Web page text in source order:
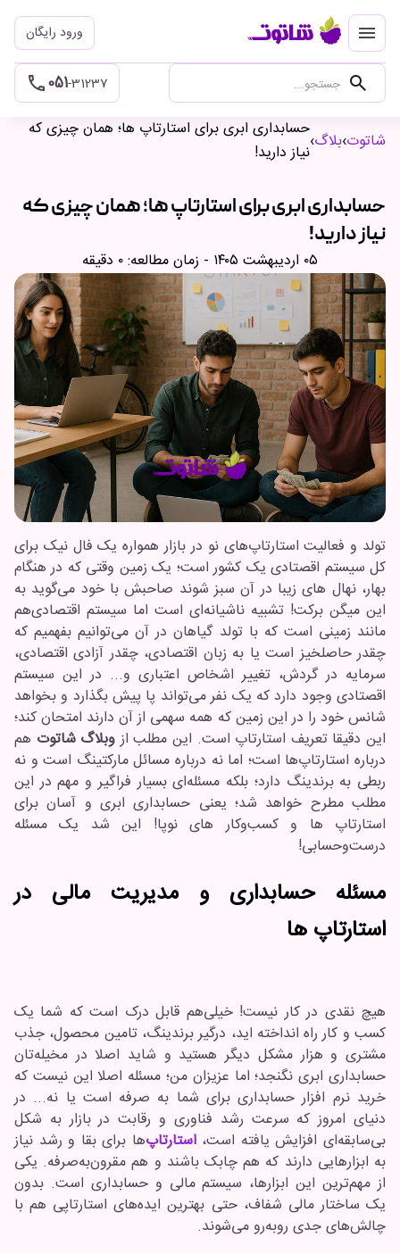
menu ورود رایگان
search
051-31237
شاتوت›بلاگ›حسابداری ابری برای استارتاپ ها؛ همان چیزی که
نیاز دارید!
حسابداری ابری برای استارتاپ ها؛ همان چیزی که
نیاز دارید!
۰۵ اردیبهشت ۱۴۰۵ - زمان مطالعه: ۰ دقیقه
تولد و فعالیت استارتاپ‌های نو در بازار همواره یک فال نیک برای
کل سیستم اقصتادی یک کشور است؛ یک زمین وقتی که در هنگام
بهار، نهال های زیبا در آن سبز شوند صاحبش با خود می‌گوید به
این میگن برکت! تشبیه ناشیانه‌ای است اما سیستم اقتصادی‌هم
مانند زمینی است که با تولد گیاهان در آن می‌توانیم بفهمیم که
چقدر حاصلخیز است یا به زبان اقتصادی، چقدر آزادی اقتصادی،
سرمایه در گردش، تغییر اشخاص اعتباری و... در این سیستم
اقصتادی وجود دارد که یک نفر می‌تواند پا پیش بگذارد و بخواهد
شانس خود را در این زمین که همه سهمی از آن دارند امتحان کند؛
این دقیقا تعریف استارتاپ است. این مطلب ازوبلاگ شاتوت هم
درباره استارتاپ‌ها است؛ اما نه درباره مسائل مارکتینگ است و نه
ربطی به برندینگ دارد؛ بلکه مسئله‌ای بسیار فراگیر و مهم در این
مطلب مطرح خواهد شد؛ یعنی حسابداری ابری و آسان برای
استارتاپ ها و کسب‌وکار های نوپا! این شد یک مسئله
درست‌و‌حسابی!
مسئله حسابداری و مدیریت مالی در
استارتاپ ها
هیچ نقدی در کار نیست! خیلی‌هم قابل درک است که شما یک
کسب و کار راه انداخته اید، درگیر برندینگ، تامین محصول، جذب
مشتری و هزار مشکل دیگر هستید و شاید اصلا در مخیله‌تان
حسابداری ابری نگنجد؛ اما عزیزان من؛ مسئله اصلا این نیست که
خرید نرم افزار حسابداری برای شما به صرفه است یا نه... در
دنیای امروز که سرعت رشد فناوری و رقابت در بازار به شکل
بی‌سابقه‌ای افزایش یافته است،استارتاپ‌ها برای بقا و رشد نیاز
به ابزارهایی دارند که هم چابک باشند و هم مقرون‌به‌صرفه. یکی
از مهم‌ترین این ابزارها، سیستم مالی و حسابداری است. بدون
یک ساختار مالی شفاف، حتی بهترین ایده‌های استارتاپی هم با
چالش‌های جدی روبه‌رو می‌شوند.